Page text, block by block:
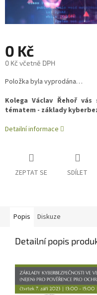
0 Kč
0 Kč včetně DPH
Měrná
cena:
Položka byla vyprodána…
Kolega Václav Řehoř
tématem - základy
Detailní informace
ZEPTAT SE SDÍLET
Popis Diskuze
Detailní popis